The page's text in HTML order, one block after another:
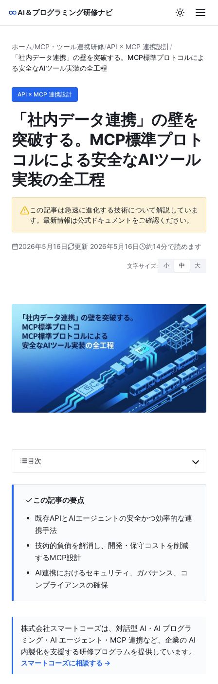
AI＆プログラミング研修ナビ
ホーム/MCP・ツール連携研修/API × MCP 連携設計/
「社内データ連携」の壁を突破する。MCP標準プロトコルによ
る安全なAIツール実装の全工程
API × MCP 連携設計
「社内データ連携」の壁を
突破する。MCP標準プロト
コルによる安全なAIツール
実装の全工程
この記事は急速に進化する技術について解説していま
す。最新情報は公式ドキュメントをご確認ください。
2026年5月16日 更新 2026年5月16日 約14分で読めます
文字サイズ: 小 中 大
目次
この記事の要点
既存APIとAIエージェントの安全かつ効率的な連
携手法
技術的負債を解消し、開発・保守コストを削減
するMCP設計
AI連携におけるセキュリティ、ガバナンス、コ
ンプライアンスの確保
株式会社スマートコーズは、対話型 AI・AI プログラ
ミング・AI エージェント・MCP 連携など、企業の AI
内製化を支援する研修プログラムを提供しています。
スマートコーズに相談する →